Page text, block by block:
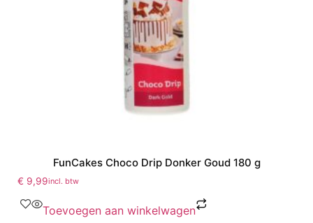
FunCakes Choco Drip Donker Goud 180 g
€ 9,99incl. btw
Toevoegen aan winkelwagen